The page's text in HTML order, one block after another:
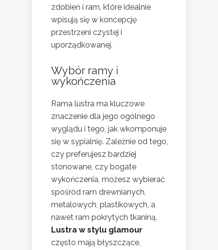
zdobień i ram, które idealnie
wpisują się w koncepcję
przestrzeni czystej i
uporządkowanej.
Wybór ramy i
wykończenia
Rama lustra ma kluczowe
znaczenie dla jego ogólnego
wyglądu i tego, jak wkomponuje
się w sypialnię. Zależnie od tego,
czy preferujesz bardziej
stonowane, czy bogate
wykończenia, możesz wybierać
spośród ram drewnianych,
metalowych, plastikowych, a
nawet ram pokrytych tkaniną.
Lustra w stylu glamour
często mają błyszczące,